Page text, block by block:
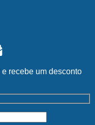
e recebe um desconto